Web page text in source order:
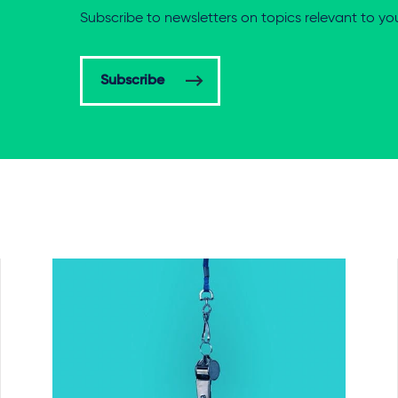
Subscribe to newsletters on topics relevant to
Subscribe